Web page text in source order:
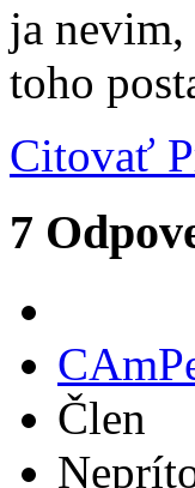
ja nevim,
toho
Citovať
7
Člen